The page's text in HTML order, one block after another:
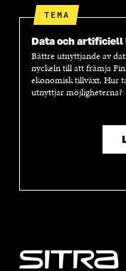
TEMA
Data och
Bättre utnyttjande av
nyckeln till att främja
ekonomisk tillväxt. Hur
utnyttjar möjligheterna?